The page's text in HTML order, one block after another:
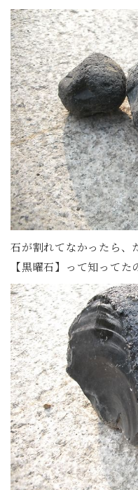
石が割れてなかったら、
【黒曜石】って知ってた